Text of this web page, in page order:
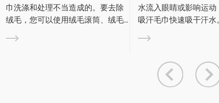
去除
绒毛
超
上的
水流入眼睛或影响运动，可以使用
吸汗毛巾快速吸干汗水。吸汗毛巾
在材质、尺寸和吸水性方面针对运
沙滩巾，顾名
滩上使用的毛
一种，通常
颜色鲜艳、
般可用